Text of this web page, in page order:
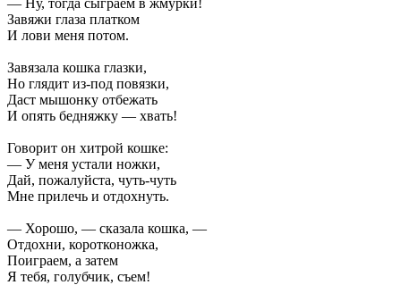
Завяжи глаза платком
И лови меня потом.
Завязала кошка глазки,
Но глядит из-под повязки,
Даст мышонку отбежать
И опять бедняжку — хвать!
Говорит он хитрой кошке:
— У меня устали ножки,
Дай, пожалуйста, чуть-чуть
Мне прилечь и отдохнуть.
— Хорошо, — сказала кошка, —
Отдохни, коротконожка,
Поиграем, а затем
Я тебя, голубчик, съем!